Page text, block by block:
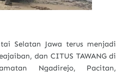
Selatan Jawa terus menjadi
dan CITUS TAWANG di
Ngadirejo, Pacitan,